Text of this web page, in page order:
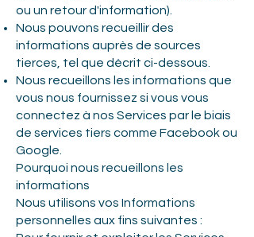
ou un retour d'information).
Nous pouvons recueillir des
informations auprès de sources
tierces, tel que décrit ci-dessous.
Nous recueillons les informations que
vous nous fournissez si vous vous
connectez à nos Services par le biais
de services tiers comme Facebook ou
Google.
Pourquoi nous recueillons les
informations
Nous utilisons vos Informations
personnelles aux fins suivantes :